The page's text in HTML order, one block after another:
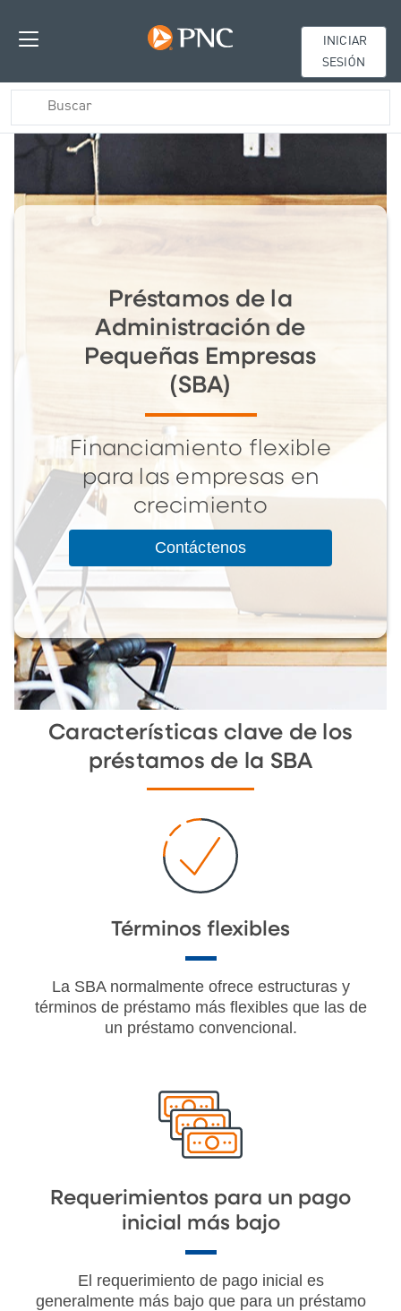
INICIAR
SESIÓN
Préstamos de la
Administración de
Pequeñas Empresas
(SBA)
Financiamiento flexible
para las empresas en
crecimiento
Contáctenos
Características clave de los
préstamos de la SBA
Términos flexibles
La SBA normalmente ofrece estructuras y
términos de préstamo más flexibles que las de
un préstamo convencional.
Requerimientos para un pago
inicial más bajo
El requerimiento de pago inicial es
generalmente más bajo que para un préstamo